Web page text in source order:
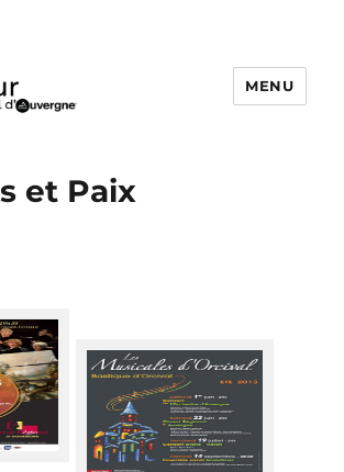
MENU
et Paix
Affiche des Musicales
d'Orcival